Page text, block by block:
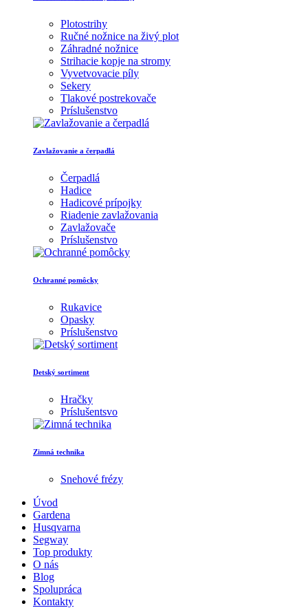
Plotostrihy
Ručné nožnice na živý plot
Záhradné nožnice
Strihacie kopje na stromy
Vyvetvovacie píly
Sekery
Tlakové postrekovače
Príslušenstvo
Zavlažovanie a čerpadlá
Čerpadlá
Hadice
Hadicové prípojky
Riadenie zavlažovania
Zavlažovače
Príslušenstvo
Ochranné pomôcky
Rukavice
Opasky
Príslušenstvo
Detský sortiment
Hračky
Príslušentsvo
Zimná technika
Snehové frézy
Úvod
Gardena
Husqvarna
Segway
Top produkty
O nás
Blog
Spolupráca
Kontakty